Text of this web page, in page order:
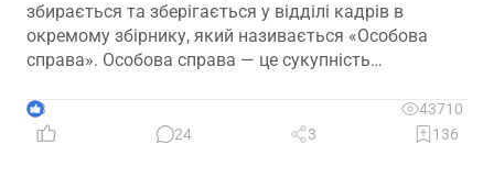
збирається та зберігається у відділі кадрів в
окремому збірнику, який називається «Особова
справа». Особова справа — це сукупність
біографічні дані особи та її трудову діяльність на
підприємстві. Розглянемо в статті, як правильно
8
43710
24
3 136